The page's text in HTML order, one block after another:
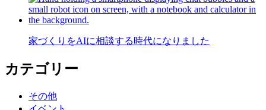
家づくりをAIに相談する時代になりました
カテゴリー
その他